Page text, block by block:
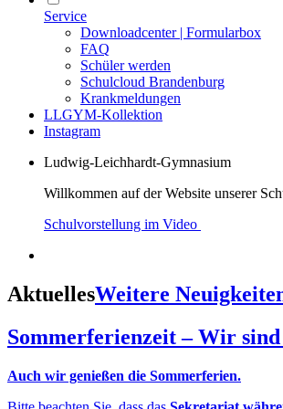
Service
Downloadcenter | Formularbox
FAQ
Schüler werden
Schulcloud Brandenburg
Krankmeldungen
LLGYM-Kollektion
Instagram
Ludwig-Leichhardt-Gymnasium
Willkommen auf der Website unserer
Schulvorstellung im Video
AktuellesWeitere
Sommerferienzeit – Wir
Auch wir genießen die Sommerferien.